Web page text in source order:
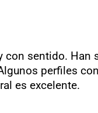
con sentido. Han
perfiles
es excelente.